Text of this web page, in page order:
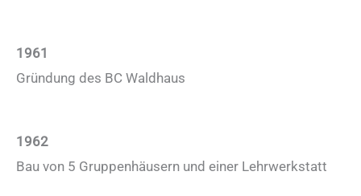
1961
Gründung des BC Waldhaus
1962
Bau von 5 Gruppenhäusern und einer Lehrwerkstatt